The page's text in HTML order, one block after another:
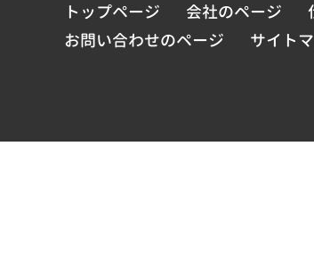
トップページ 会社のページ
お問い合わせのページ
サイト